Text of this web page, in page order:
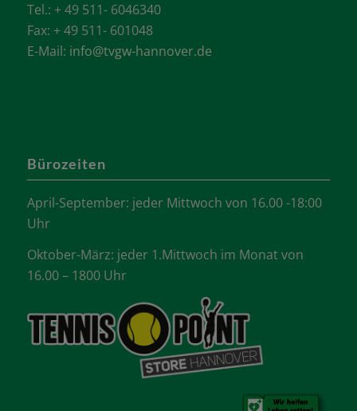
Tel.: + 49 511- 6046340
Fax: + 49 511- 601048
E-Mail: info@tvgw-hannover.de
Bürozeiten
April-September: jeder Mittwoch von 16.00 -18:00
Uhr
Oktober-März: jeder 1.Mittwoch im Monat von
16.00 – 1800 Uhr